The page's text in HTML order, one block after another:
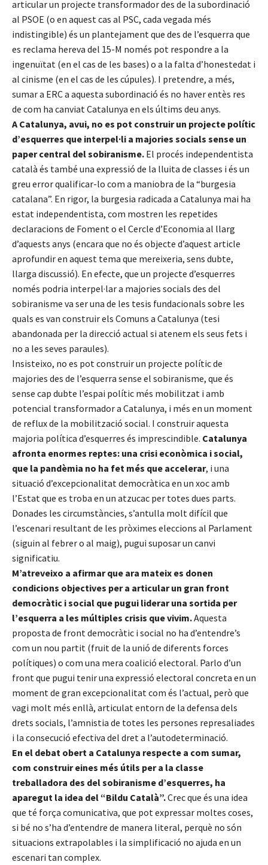
articular un projecte transformador des de la subordinació
al PSOE (o en aquest cas al PSC, cada vegada més
indistingible) és un plantejament que des de l’esquerra que
es reclama hereva del 15-M només pot respondre a la
ingenuïtat (en el cas de les bases) o a la falta d’honestedat i
al cinisme (en el cas de les cúpules). I pretendre, a més,
sumar a ERC a aquesta subordinació és no haver entès res
de com ha canviat Catalunya en els últims deu anys.
A Catalunya, avui, no es pot construir un projecte polític
d’esquerres que interpel·li a majories socials sense un
paper central del sobiranisme. El procés independentista
català és també una expressió de la lluita de classes i és un
greu error qualificar-lo com a maniobra de la “burgesia
catalana”. En rigor, la burgesia radicada a Catalunya mai ha
estat independentista, com mostren les repetides
declaracions de Foment o el Cercle d’Economia al llarg
d’aquests anys (encara que no és objecte d’aquest article
aprofundir en aquest tema que mereixeria, sens dubte,
llarga discussió). En efecte, que un projecte d’esquerres
només podria interpel·lar a majories socials des del
sobiranisme va ser una de les tesis fundacionals sobre les
quals es van construir els Comuns a Catalunya (tesi
abandonada per la direcció actual si atenem els seus fets i
no a les seves paraules).
Insisteixo, no es pot construir un projecte polític de
majories des de l’esquerra sense el sobiranisme, que és
sense cap dubte l’espai polític més mobilitzat i amb
potencial transformador a Catalunya, i més en un moment
de reflux de la mobilització social. I construir aquesta
majoria política d’esquerres és imprescindible. Catalunya
afronta enormes reptes: una crisi econòmica i social,
que la pandèmia no ha fet més que accelerar, i una
situació d’excepcionalitat democràtica en un xoc amb
l’Estat que es troba en un atzucac per totes dues parts.
Donades les circumstàncies, s’antulla molt difícil que
l’escenari resultant de les pròximes eleccions al Parlament
(siguin al febrer o al maig), pugui suposar un canvi
significatiu.
M’atreveixo a afirmar que ara mateix es donen
condicions objectives per a articular un gran front
democràtic i social que pugui liderar una sortida per
l’esquerra a les múltiples crisis que vivim.Aquesta
proposta de front democràtic i social no ha d’entendre’s
com un nou partit (fruit de la unió de diferents forces
polítiques) o com una mera coalició electoral. Parlo d’un
front que pugui tenir una expressió electoral concreta en un
moment de gran excepcionalitat com és l’actual, però que
vagi molt més enllà, articulat entorn de la defensa dels
drets socials, l’amnistia de totes les persones represaliades
i la consecució efectiva del dret a l’autodeterminació.
En el debat obert a Catalunya respecte a com sumar,
com construir eines més útils per a la classe
treballadora des del sobiranisme d’esquerres, ha
aparegut la idea del “Bildu Català”.Crec que és una idea
que té força comunicativa, que pot expressar moltes coses,
si bé no s’ha d’entendre de manera literal, perquè no són
situacions extrapolables i la simplificació no ajuda en un
escenari tan complex.